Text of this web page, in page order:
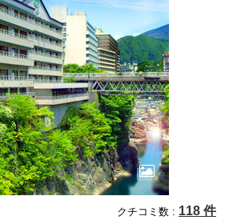
クチコミ数 : 118 件